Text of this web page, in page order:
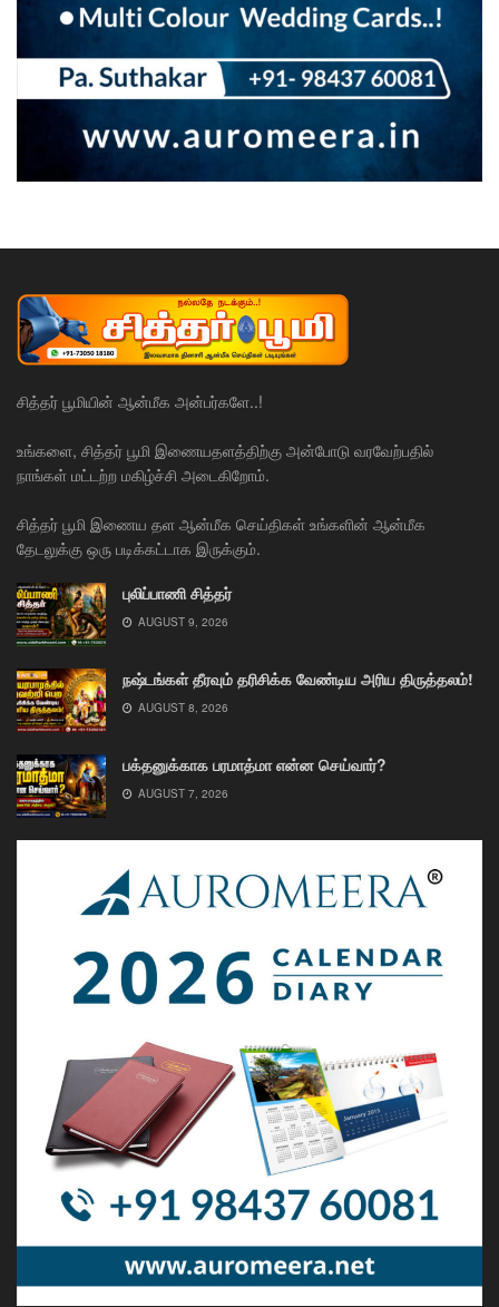
சித்தர் பூமியின் ஆன்மீக அன்பர்களே..!
உங்களை, சித்தர் பூமி இணையதளத்திற்கு அன்போடு வரவேற்பதில்
நாங்கள் மட்டற்ற மகிழ்ச்சி அடைகிறோம்.
சித்தர் பூமி இணைய தள ஆன்மீக செய்திகள் உங்களின் ஆன்மீக
தேடலுக்கு ஒரு படிக்கட்டாக இருக்கும்.
புலிப்பாணி சித்தர்
AUGUST 9, 2026
நஷ்டங்கள் தீரவும் தரிசிக்க வேண்டிய அரிய திருத்தலம்!
AUGUST 8, 2026
பக்தனுக்காக பரமாத்மா என்ன செய்வார்?
AUGUST 7, 2026